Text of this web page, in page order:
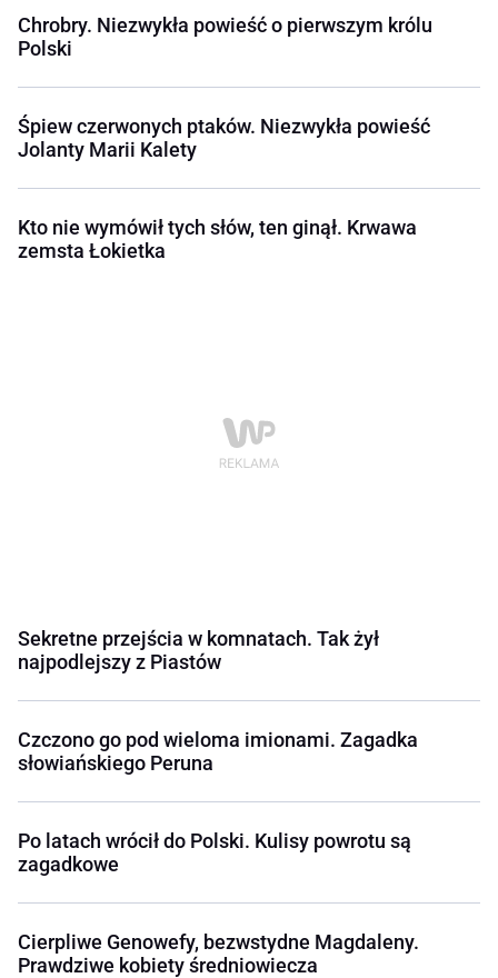
Chrobry. Niezwykła powieść o pierwszym królu
Polski
Śpiew czerwonych ptaków. Niezwykła powieść
Jolanty Marii Kalety
Kto nie wymówił tych słów, ten ginął. Krwawa
zemsta Łokietka
Sekretne przejścia w komnatach. Tak żył
najpodlejszy z Piastów
Czczono go pod wieloma imionami. Zagadka
słowiańskiego Peruna
Po latach wrócił do Polski. Kulisy powrotu są
zagadkowe
Cierpliwe Genowefy, bezwstydne Magdaleny.
Prawdziwe kobiety średniowiecza